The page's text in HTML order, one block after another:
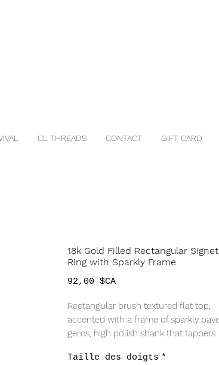
CL THREADS CONTACT GIFT CARD
18k Gold Filled Rectangular Signet
Ring with Sparkly Frame
92,00 $CAPrix
Rectangular brush textured flat top,
accented with a frame of sparkly
gems, high polish shank that tappers
Taille des doigts *